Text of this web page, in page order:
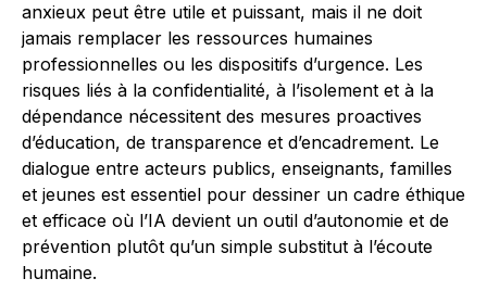
anxieux peut être utile et puissant, mais il ne doit
jamais remplacer les ressources humaines
professionnelles ou les dispositifs d’urgence. Les
risques liés à la confidentialité, à l’isolement et à la
dépendance nécessitent des mesures proactives
d’éducation, de transparence et d’encadrement. Le
dialogue entre acteurs publics, enseignants, familles
et jeunes est essentiel pour dessiner un cadre éthique
et efficace où l’IA devient un outil d’autonomie et de
prévention plutôt qu’un simple substitut à l’écoute
humaine.